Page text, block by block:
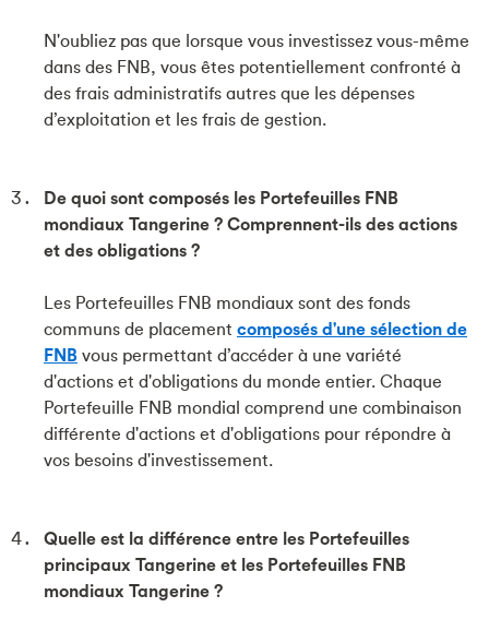
N'oubliez pas que lorsque vous investissez vous-même
dans des FNB, vous êtes potentiellement confronté à
des frais administratifs autres que les dépenses
d’exploitation et les frais de gestion.
De quoi sont composés les Portefeuilles FNB
mondiaux Tangerine ? Comprennent-ils des actions
et des obligations ?
Les Portefeuilles FNB mondiaux sont des fonds
communs de placement composés d'une sélection de
FNB vous permettant d’accéder à une variété
d'actions et d'obligations du monde entier. Chaque
Portefeuille FNB mondial comprend une combinaison
différente d'actions et d'obligations pour répondre à
vos besoins d'investissement.
Quelle est la différence entre les Portefeuilles
principaux Tangerine et les Portefeuilles FNB
mondiaux Tangerine ?